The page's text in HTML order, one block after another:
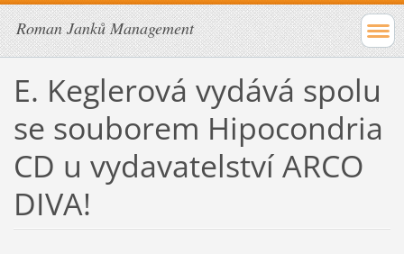
Roman Janků Management
E. Keglerová vydává spolu
se souborem Hipocondria
CD u vydavatelství ARCO
DIVA!